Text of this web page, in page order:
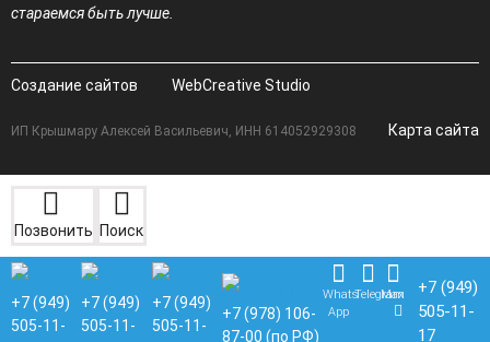
стараемся быть лучше.
Создание сайтов WebCreative Studio
ИП Крышмару Алексей Васильевич, ИНН 614052929308 Карта сайта
Позвонить Поиск
+7 (949)
505-11-
+7 (949)
505-11-
+7 (949)
505-11-
+7 (978) 106-
87-00 (по РФ)
Whats
App
Telegram
Max
+7 (949)
505-11-
17